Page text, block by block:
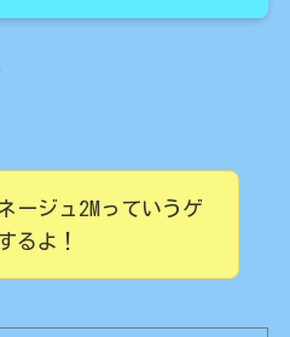
ージュ2Mっていうゲ
るよ！